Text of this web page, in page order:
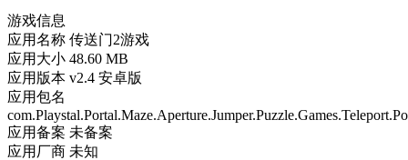
游戏信息
应用名称 传送门2游戏
应用大小 48.60 MB
应用版本 v2.4 安卓版
应用包名
应用备案 未备案
应用厂商 未知